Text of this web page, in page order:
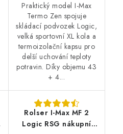
Praktický model I-Max
Termo Zen spojuje
skládací podvozek Logic,
velká sportovní XL kola a
termoizolační kapsu pro
delší uchování teploty
potravin. Díky objemu 43
+ 4...
Rolser I-Max MF 2
Logic RSG nákupní